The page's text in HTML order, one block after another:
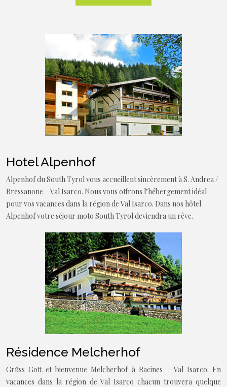
Hotel Alpenhof
Alpenhof du South Tyrol vous accueillent sincèrement à S. Andrea /
Bressanone – Val Isarco. Nous vous offrons l’hébergement idéal
pour vos vacances dans la région de Val Isarco. Dans nos hôtel
Alpenhof votre séjour moto South Tyrol deviendra un rêve.
Résidence Melcherhof
Grüss Gott et bienvenue Melcherhof à Racines – Val Isarco. En
vacances dans la région de Val Isarco chacun trouvera quelque